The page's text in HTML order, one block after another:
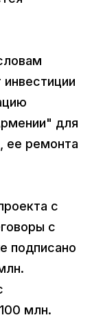
для
ее ремонта
с
с
подписано
млн.